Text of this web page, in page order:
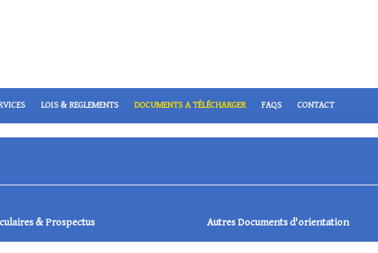
LOIS & REGLEMENTS DOCUMENTS A TÉLÉCHARGER FAQS CONTACT
& Prospectus Autres Documents d'orientation